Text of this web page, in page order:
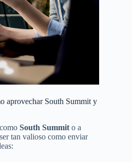
aprovechar South Summit y
South Summit o a
tan valioso como enviar